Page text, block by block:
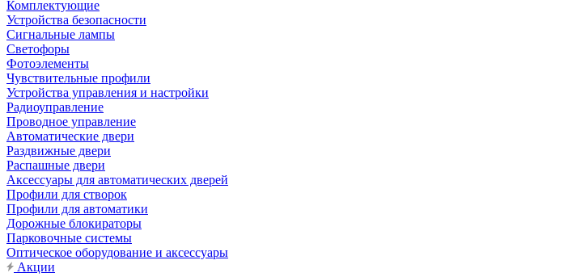
Комплектующие
Устройства безопасности
Сигнальные лампы
Светофоры
Фотоэлементы
Чувствительные профили
Устройства управления и настройки
Радиоуправление
Проводное управление
Автоматические двери
Раздвижные двери
Распашные двери
Аксессуары для автоматических дверей
Профили для створок
Профили для автоматики
Дорожные блокираторы
Парковочные системы
Оптическое оборудование и аксессуары
Акции